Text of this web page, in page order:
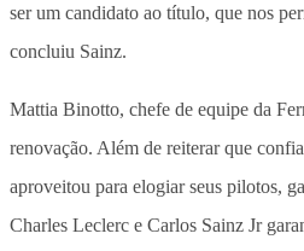
ser um candidato ao título, que nos
concluiu Sainz.
Mattia Binotto, chefe de equipe da
renovação. Além de reiterar que
aproveitou para elogiar seus pilotos,
Charles Leclerc e Carlos Sainz Jr